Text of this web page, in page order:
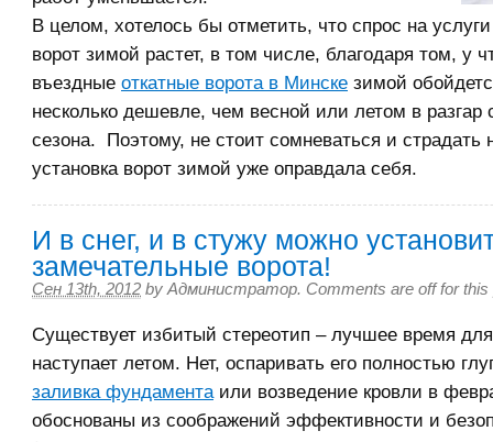
В целом, хотелось бы отметить, что спрос на услуги
ворот зимой растет, в том числе, благодаря том, у
въездные откатные ворота в Минске зимой
несколько дешевле, чем весной или летом в разгар
сезона. Поэтому, не стоит сомневаться и страдать
установка ворот зимой уже оправдала себя.
И в снег, и в стужу можно
замечательные ворота!
Сен 13th, 2012 by Администратор. Comments are off for this
Существует избитый стереотип – лучшее время
наступает летом. Нет, оспаривать его полностью
заливка фундаментаили возведение кровли в
обоснованы из соображений эффективности и